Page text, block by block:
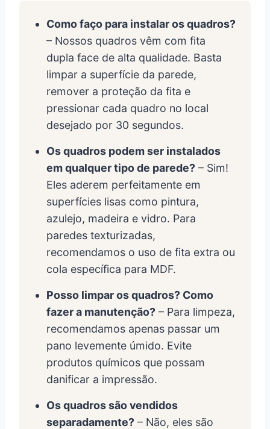
Como faço para instalar os quadros?
– Nossos quadros vêm com fita
dupla face de alta qualidade. Basta
limpar a superfície da parede,
remover a proteção da fita e
pressionar cada quadro no local
desejado por 30 segundos.
Os quadros podem ser instalados
em qualquer tipo de parede? – Sim!
Eles aderem perfeitamente em
superfícies lisas como pintura,
azulejo, madeira e vidro. Para
paredes texturizadas,
recomendamos o uso de fita extra ou
cola específica para MDF.
Posso limpar os quadros? Como
fazer a manutenção? – Para limpeza,
recomendamos apenas passar um
pano levemente úmido. Evite
produtos químicos que possam
danificar a impressão.
Os quadros são vendidos
separadamente? – Não, eles são